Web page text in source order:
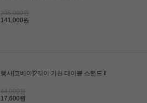
235,000원
141,000원
행사[코베아]2웨이 키친 테이블 스탠드 Ⅱ
44,000원
17,600원